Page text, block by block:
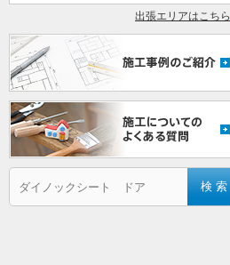
出張エリアはこちら